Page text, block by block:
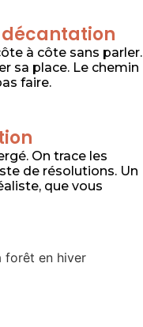
décantation
à côte sans parler.
sa place. Le chemin
faire.
On trace les
de résolutions. Un
que vous